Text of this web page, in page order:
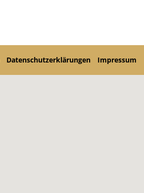
Datenschutzerklärungen Impressum